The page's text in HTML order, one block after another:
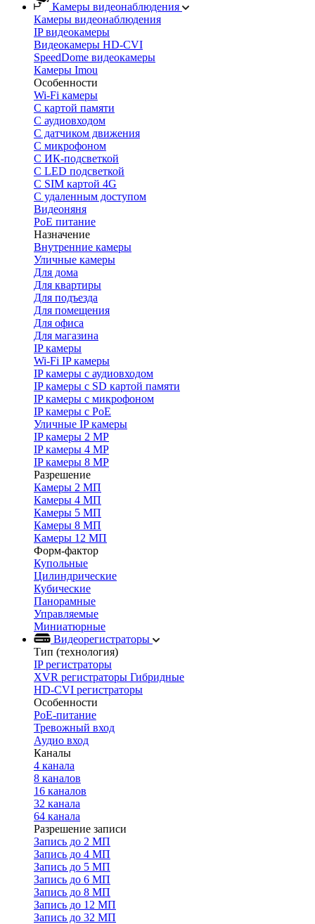
Камеры видеонаблюдения
Камеры видеонаблюдения
IP видеокамеры
Видеокамеры HD-CVI
SpeedDome видеокамеры
Камеры Imou
Особенности
Wi-Fi камеры
С картой памяти
С аудиовходом
С датчиком движения
С микрофоном
С ИК-подсветкой
С LED подсветкой
C SIM картой 4G
C удаленным доступом
Видеоняня
PoE питание
Назначение
Внутренние камеры
Уличные камеры
Для дома
Для квартиры
Для подъезда
Для помещения
Для офиса
Для магазина
IP камеры
Wi-Fi IP камеры
IP камеры с аудиовходом
IP камеры с SD картой памяти
IP камеры с микрофоном
IP камеры с PoE
Уличные IP камеры
IP камеры 2 MP
IP камеры 4 MP
IP камеры 8 MP
Разрешение
Камеры 2 МП
Камеры 4 МП
Камеры 5 МП
Камеры 8 МП
Камеры 12 МП
Форм-фактор
Купольные
Цилиндрические
Кубические
Панорамные
Управляемые
Миниатюрные
Видеорегистраторы
Тип (технология)
IP регистраторы
XVR регистраторы Гибридные
HD-CVI регистраторы
Особенности
PoE-питание
Тревожный вход
Аудио вход
Каналы
4 канала
8 каналов
16 каналов
32 канала
64 канала
Разрешение записи
Запись до 2 МП
Запись до 4 МП
Запись до 5 МП
Запись до 6 МП
Запись до 8 МП
Запись до 12 МП
Запись до 32 МП